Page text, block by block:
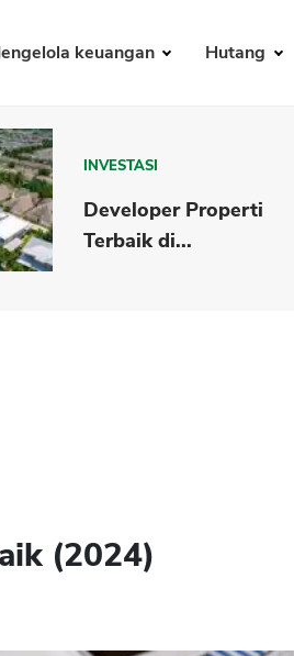
keuangan Hutang
INVESTASI
Developer Properti
Terbaik di...
(2024)